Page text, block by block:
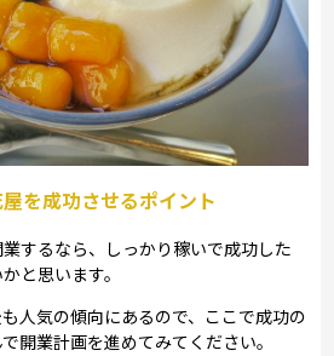
を成功させるポイント
するなら、しっかり稼いで成功した
と思います。
人気の傾向にあるので、ここで成功の
開業計画を進めてみてください。